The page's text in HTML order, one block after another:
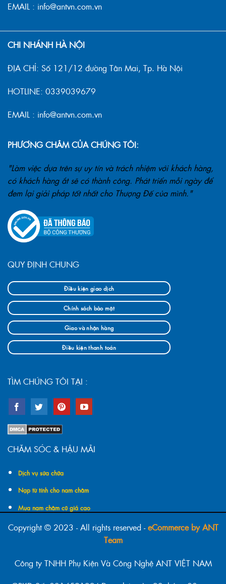
EMAIL : info@antvn.com.vn
CHI NHÁNH HÀ NỘI
ĐỊA CHỈ: Số 121/12 đường Tân Mai, Tp. Hà Nội
HOTLINE: 0339039679
EMAIL : info@antvn.com.vn
PHƯƠNG CHÂM CỦA CHÚNG TÔI:
"Làm việc dựa trên sự uy tín và trách nhiệm với khách hàng,
có khách hàng ắt sẽ có thành công. Phát triển mỗi ngày để
đem lại giải pháp tốt nhất cho Thượng Đế của mình."
QUY ĐỊNH CHUNG
Điều kiện giao dịch
Chính sách bảo mật
Giao và nhận hàng
Điều kiện thanh toán
TÌM CHÚNG TÔI TẠI :
CHĂM SÓC & HẬU MÃI
Dịch vụ sửa chữa
Nạp từ tính cho nam châm
Mua nam châm cũ giá cao
Copyright © 2023 - All rights reserved -eCommerce by ANT
Team
Công ty TNHH Phụ Kiện Và Công Nghệ ANT VIỆT NAM